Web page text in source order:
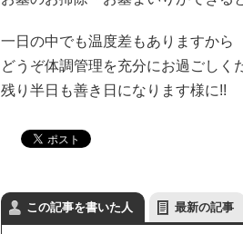
一日の中でも温度差もありますから
どうぞ体調管理を充分にお過ごしく
残り半日も善き日になります様に!!
この記事を書いた人 最新の記事